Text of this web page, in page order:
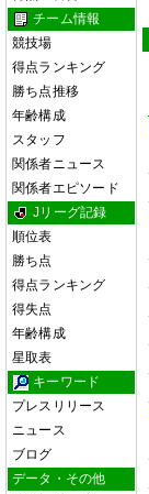
チーム情報
競技場
得点ランキング
勝ち点推移
年齢構成
スタッフ
関係者ニュース
関係者エピソード
Jリーグ記録
順位表
勝ち点
得点ランキング
得失点
年齢構成
星取表
キーワード
プレスリリース
ニュース
ブログ
データ・その他